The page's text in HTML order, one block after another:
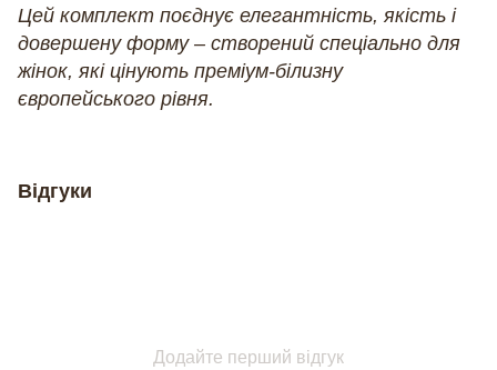
Цей комплект поєднує елегантність, якість і
довершену форму – створений спеціально для
жінок, які цінують преміум-білизну
європейського рівня.
Відгуки
Додайте перший відгук